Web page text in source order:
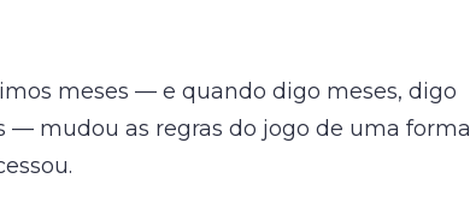
meses — e quando digo meses, digo
— mudou as regras do jogo de uma forma